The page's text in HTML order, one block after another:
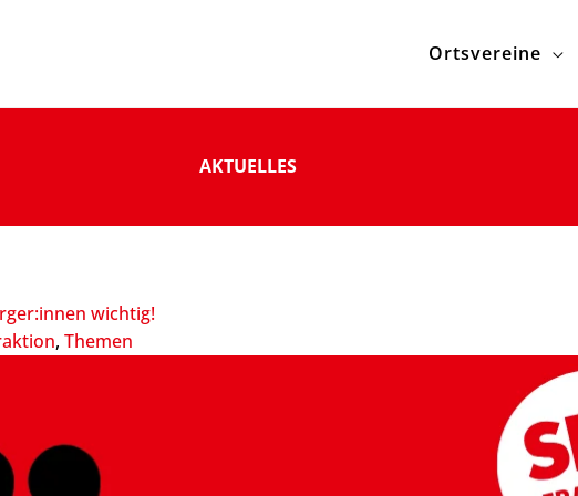
Ortsvereine
AKTUELLES
wichtig!
, Themen